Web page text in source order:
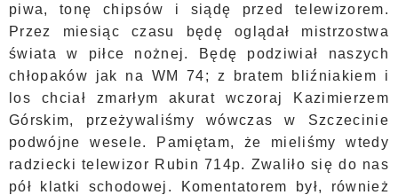
piwa, tonę chipsów i siądę przed telewizorem.
Przez miesiąc czasu będę oglądał mistrzostwa
świata w piłce nożnej. Będę podziwiał naszych
chłopaków jak na WM 74; z bratem bliźniakiem i
los chciał zmarłym akurat wczoraj Kazimierzem
Górskim, przeżywaliśmy wówczas w Szczecinie
podwójne wesele. Pamiętam, że mieliśmy wtedy
radziecki telewizor Rubin 714p. Zwaliło się do nas
pół klatki schodowej. Komentatorem był, również